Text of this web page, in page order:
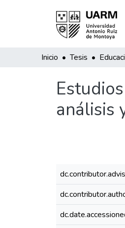
Inicio Tesis
análisis